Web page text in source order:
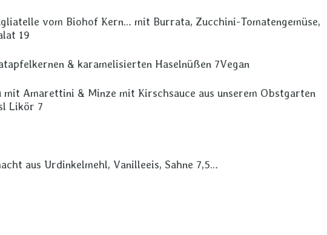
vom Biohof Kern… mit Burrata, Zucchini-Tomatengemüse,
19
& karamelisierten Haselnüßen 7Vegan
Amarettini & Minze mit Kirschsauce aus unserem Obstgarten
Likör 7
aus Urdinkelmehl, Vanilleeis, Sahne 7,5…